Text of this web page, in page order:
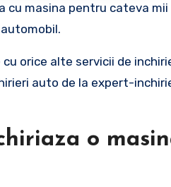
masina pentru cateva
orice alte servicii de
auto de la expert-
o